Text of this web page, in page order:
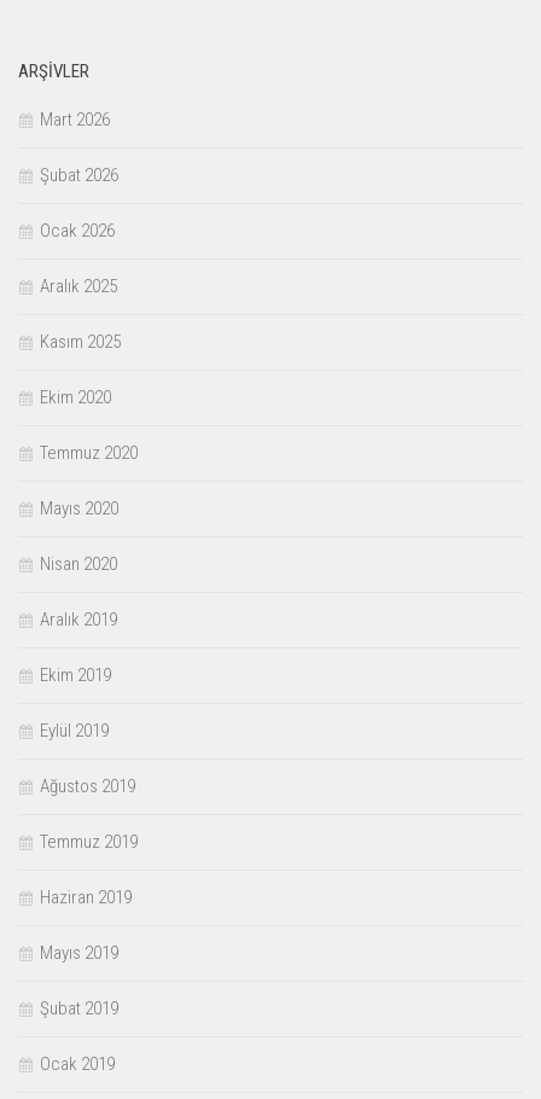
ARŞIVLER
Mart 2026
Şubat 2026
Ocak 2026
Aralık 2025
Kasım 2025
Ekim 2020
Temmuz 2020
Mayıs 2020
Nisan 2020
Aralık 2019
Ekim 2019
Eylül 2019
Ağustos 2019
Temmuz 2019
Haziran 2019
Mayıs 2019
Şubat 2019
Ocak 2019